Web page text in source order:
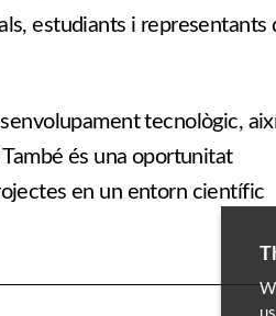
estudiants i representants
tecnològic,
és una oportunitat
en un entorn científic